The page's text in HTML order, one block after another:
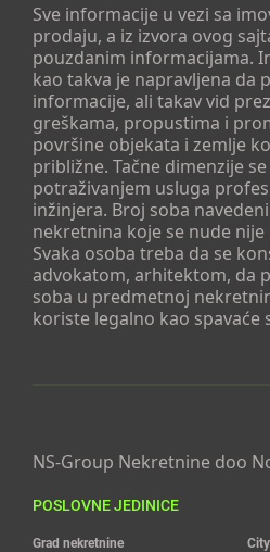
Sve informacije u vezi sa
prodaju, a iz izvora ovog
pouzdanim informacijama.
kao takva je napravljena da
informacije, ali takav vid
greškama, propustima i
površine objekata i zemlje
približne. Tačne dimenzije
potraživanjem usluga
inžinjera. Broj soba
nekretnina koje se nude
Svaka osoba treba da se
advokatom, arhitektom, da
soba u predmetnoj
koriste legalno kao spavaće
NS-Group Nekretnine doo
POSLOVNE JEDINICE
Grad nekretnine